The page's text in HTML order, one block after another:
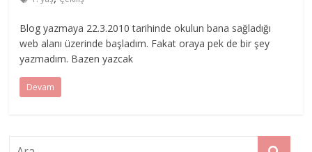
Blog yazmaya 22.3.2010 tarihinde okulun bana sağladığı
web alanı üzerinde başladım. Fakat oraya pek de bir şey
yazmadım. Bazen yazcak
Devam